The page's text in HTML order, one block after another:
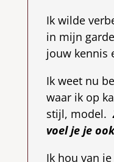
Ik wilde
in mijn
jouw kennis
Ik weet nu
waar ik op
stijl, model.
voel je je
Ik hou van